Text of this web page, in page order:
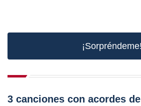
¡Sorpréndeme!
3 canciones con acordes